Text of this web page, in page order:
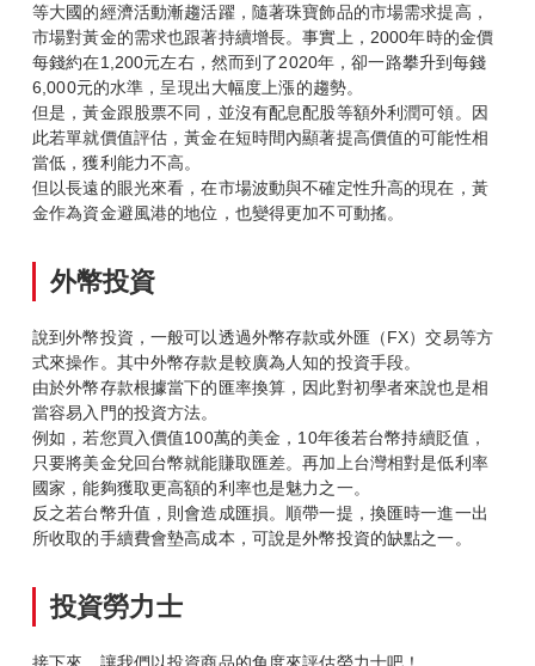
等大國的經濟活動漸趨活躍，隨著珠寶飾品的市場需求提高，
市場對黃金的需求也跟著持續增長。事實上，2000年時的金價
每錢約在1,200元左右，然而到了2020年，卻一路攀升到每錢
6,000元的水準，呈現出大幅度上漲的趨勢。
但是，黃金跟股票不同，並沒有配息配股等額外利潤可領。因
此若單就價值評估，黃金在短時間內顯著提高價值的可能性相
當低，獲利能力不高。
但以長遠的眼光來看，在市場波動與不確定性升高的現在，黃
金作為資金避風港的地位，也變得更加不可動搖。
外幣投資
說到外幣投資，一般可以透過外幣存款或外匯（FX）交易等方
式來操作。其中外幣存款是較廣為人知的投資手段。
由於外幣存款根據當下的匯率換算，因此對初學者來說也是相
當容易入門的投資方法。
例如，若您買入價值100萬的美金，10年後若台幣持續貶值，
只要將美金兌回台幣就能賺取匯差。再加上台灣相對是低利率
國家，能夠獲取更高額的利率也是魅力之一。
反之若台幣升值，則會造成匯損。順帶一提，換匯時一進一出
所收取的手續費會墊高成本，可說是外幣投資的缺點之一。
投資勞力士
接下來，讓我們以投資商品的角度來評估勞力士吧！